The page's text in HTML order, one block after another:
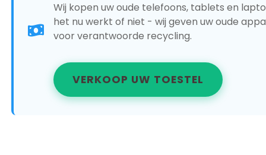
Wij kopen uw oude telefoons, tablets en
het nu werkt of niet - wij geven uw oude
voor verantwoorde recycling.
VERKOOP UW TOESTEL